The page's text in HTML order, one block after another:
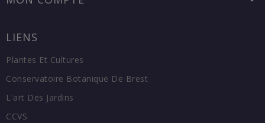
LIENS
Plantes Et Cultures
Conservatoire Botanique De Brest
L'art Des Jardins
CCVS